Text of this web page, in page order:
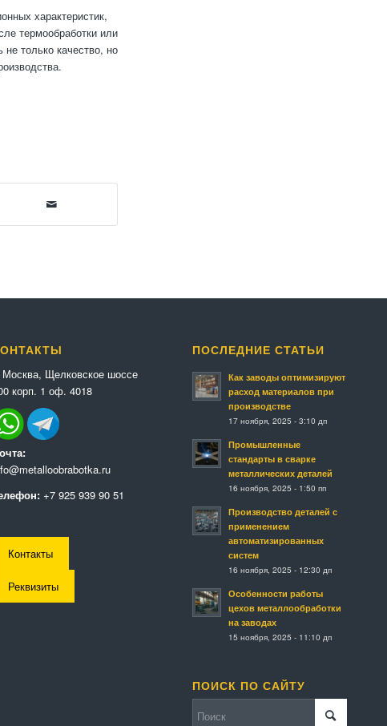
характеристик,
термообработки или
только качество, но
Москва, Щелковское шоссе
корп. 1 оф. 4018
+7 925 939 90 51
Контакты
Реквизиты
ПОСЛЕДНИЕ СТАТЬИ
Как заводы оптимизируют
расход материалов при
производстве
17 ноября, 2025 - 3:10 дп
Промышленные
стандарты в сварке
металлических деталей
16 ноября, 2025 - 1:50 пп
Производство деталей с
применением
автоматизированных
систем
16 ноября, 2025 - 12:30 дп
Особенности работы
цехов металлообработки
на заводах
15 ноября, 2025 - 11:10 дп
ПОИСК ПО САЙТУ